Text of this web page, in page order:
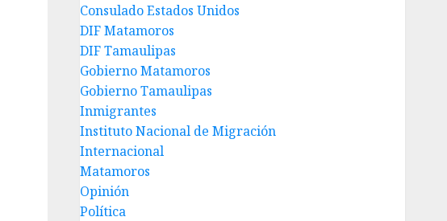
Consulado Estados Unidos
DIF Matamoros
DIF Tamaulipas
Gobierno Matamoros
Gobierno Tamaulipas
Inmigrantes
Instituto Nacional de Migración
Internacional
Matamoros
Opinión
Política